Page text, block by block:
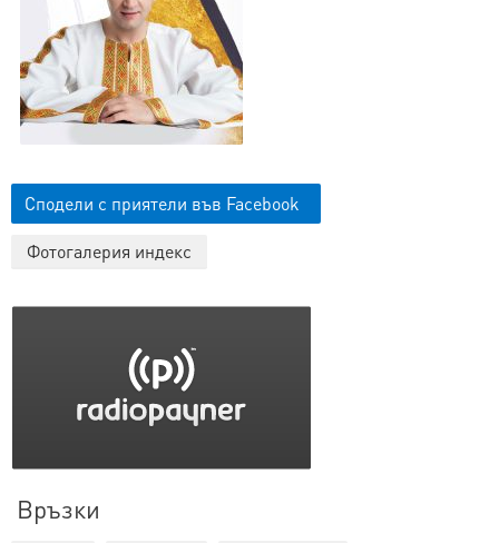
Сподели с приятели във Facebook
Фотогалерия индекс
Връзки